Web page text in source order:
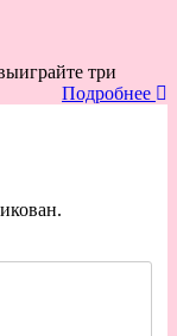
три
Подробнее